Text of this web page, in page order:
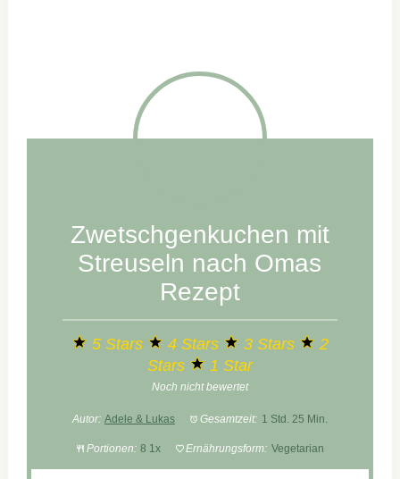
Einfach,
saftig
Zwetschgenkuchen mit
Streuseln nach Omas
Rezept
5 Stars 4 Stars 3 Stars
2
Stars
1 Star
Noch nicht bewertet
Autor: Adele & Lukas Gesamtzeit: 1 Std. 25 Min.
Portionen: 8 1x Ernährungsform: Vegetarian